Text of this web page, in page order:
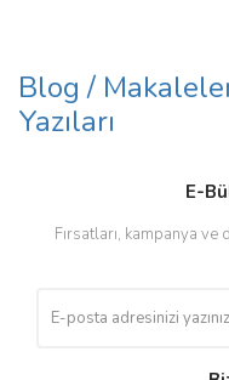
Blog /
Yazıları
E-
Fırsatları, kampanya